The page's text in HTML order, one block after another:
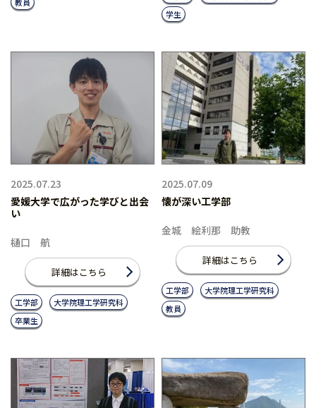
学生
2025.07.23
愛媛大学で広がった学びと出会
い
樋口 航
詳細はこちら
工学部
大学院理工学研究科
卒業生
2025.07.09
懐が深い工学部
金城 絵利那 助教
詳細はこちら
工学部
大学院理工学研究科
教員